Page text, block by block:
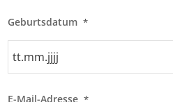
Geburtsdatum *
E-Mail-Adresse *